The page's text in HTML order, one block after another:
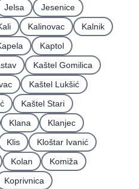
Jelsa
Jesenice
Kalinovac
Kalnik
Kaptol
Kaštel Gomilica
Kaštel Lukšić
Kaštel Stari
Klana
Klanjec
Klis
Kloštar Ivanić
Kolan
Komiža
Koprivnica